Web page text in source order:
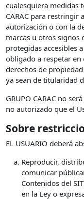
cualesquiera medidas
CARAC para restringir
autorización o con la
marcas u otros signos
protegidas accesibles
obligado a respetar
derechos de
ya sean de titularidad
GRUPO CARAC no
no autorizado que el
Sobre
EL USUARIO deberá
Reproducir,
comunicar
Contenidos del
en la Ley o